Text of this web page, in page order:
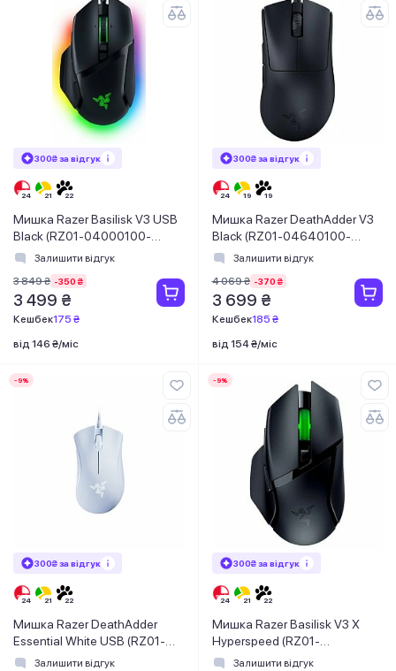
300₴ за відгук
Мишка Razer Basilisk V3 USB
Black (RZ01-04000100-
R3M1)Залишити відгук
3 849 ₴ -350 ₴
3 499 ₴
Кешбек175 ₴
від 146 ₴/міс
300₴ за відгук
Мишка Razer DeathAdder V3
Black (RZ01-04640100-
R3M1)Залишити відгук
4 069 ₴ -370 ₴
3 699 ₴
Кешбек185 ₴
від 154 ₴/міс
-9%
300₴ за відгук
Мишка Razer DeathAdder
Essential White USB (RZ01-
03850200-R3M1)
Залишити відгук
-9%
300₴ за відгук
Мишка Razer Basilisk V3 X
Hyperspeed (RZ01-
04870100-R3G1)
Залишити відгук